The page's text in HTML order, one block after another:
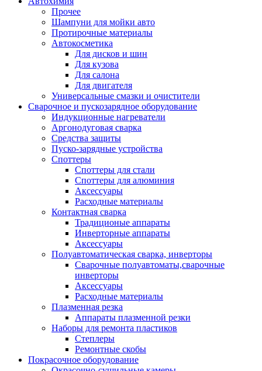
Прочее
Шампуни для мойки авто
Протирочные материалы
Автокосметика
Для дисков и шин
Для кузова
Для салона
Для двигателя
Универсальные смазки и очистители
Сварочное и пускозарядное оборудование
Индукционные нагреватели
Аргонодуговая сварка
Средства защиты
Пуско-зарядные устройства
Споттеры
Споттеры для стали
Споттеры для алюминия
Аксессуары
Расходные материалы
Контактная сварка
Традиционые аппараты
Инверторные аппараты
Аксессуары
Полуавтоматическая сварка, инверторы
Сварочные полуавтоматы,сварочные
инверторы
Аксессуары
Расходные материалы
Плазменная резка
Аппараты плазменной резки
Наборы для ремонта пластиков
Степлеры
Ремонтные скобы
Покрасочное оборудование